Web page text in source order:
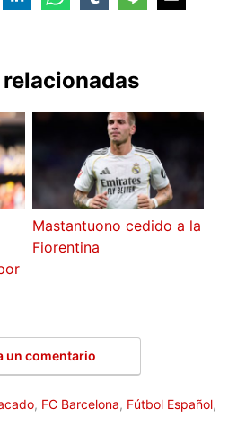
Mastantuono cedido a la
Fiorentina
un comentario
, FC Barcelona, Fútbol Español,